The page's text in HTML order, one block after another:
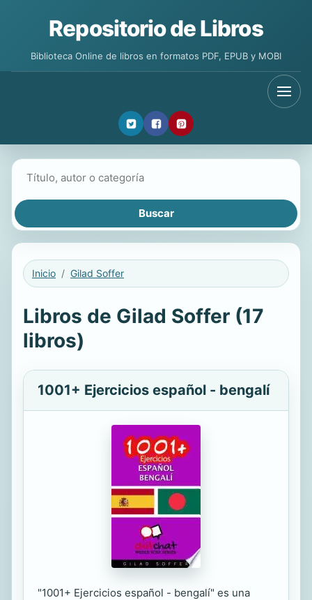
Repositorio de Libros
Biblioteca Online de libros en formatos PDF, EPUB y MOBI
Inicio Gilad Soffer
Libros de Gilad Soffer (17
libros)
1001+ Ejercicios español - bengalí
"1001+ Ejercicios español - bengalí" es una